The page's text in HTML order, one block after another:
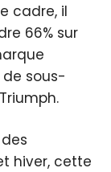
cadre, il
66% sur
sous-
hiver, cette